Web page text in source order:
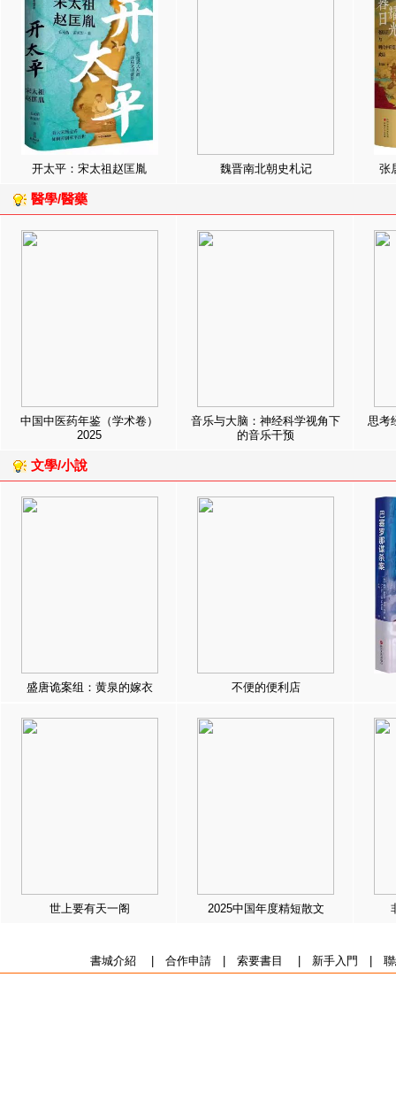
开太平：宋太祖赵匡胤 魏晋南北朝史札记 张
醫學/醫藥
中国中医药年鉴（学术卷）
2025
音乐与大脑：神经科学视角下
的音乐干预
思考
文學/小說
盛唐诡案组：黄泉的嫁衣 不便的便利店
世上要有天一阁 2025中国年度精短散文
書城介紹 合作申請| 索要書目 新手入門